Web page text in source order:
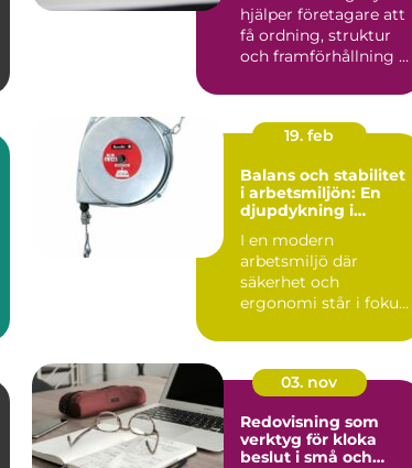
hjälper företagare att
få ordning, struktur
och framförhållning i
19. feb
Balans och stabilitet
i arbetsmiljön: En
djupdykning i
I en modern
arbetsmiljö där
säkerhet och
ergonomi står i fokus,
03. nov
Redovisning som
verktyg för kloka
beslut i små och